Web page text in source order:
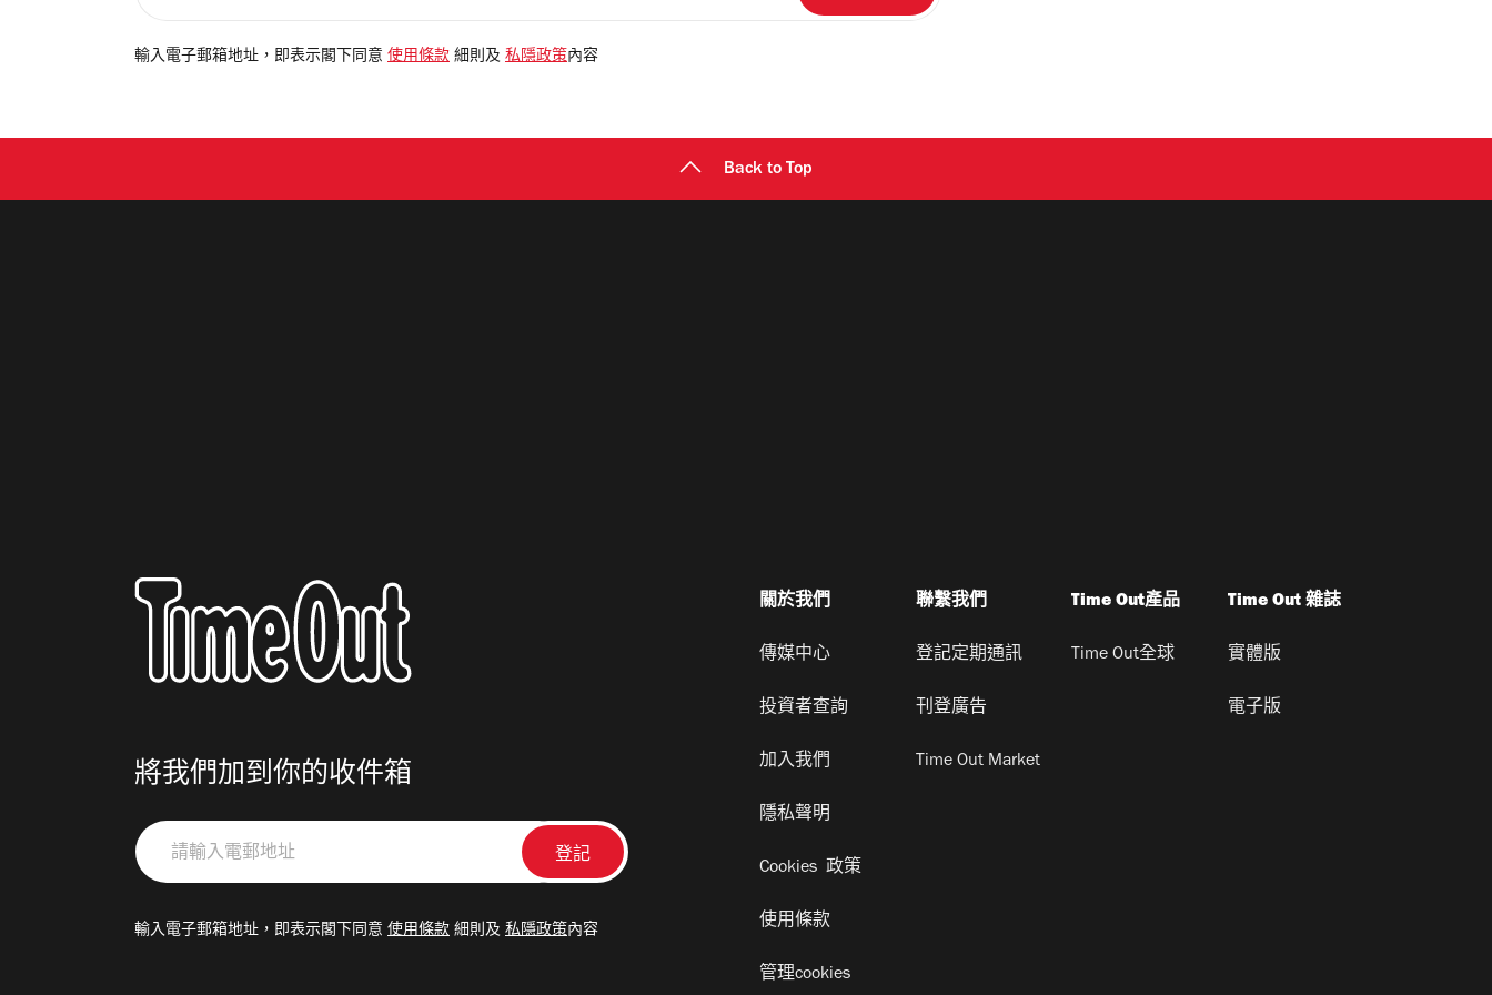
電
輸入電子郵箱地址，即表示閣下同意 使用條款 細則及 私隱政策 內容
Back to Top
將我們加到你的收件箱
請
輸
郵
輸入電子郵箱地址，即表示閣下同意 使用條款 細則及 私隱政策內容
關於我們
傳媒中心
投資者查詢
加入我們
隱私聲明
Cookies 政策
使用條款
管理cookies
聯繫我們
登記定期通訊
刊登廣告
Time Out Market
Time Out產品
Time Out全球
Time Out 雜誌
實體版
電子版